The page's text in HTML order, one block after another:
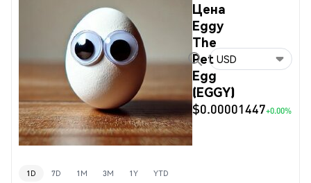
Цена
Eggy
The
Pet
Egg
(EGGY)
$0.00001447+0.00%
USD
1D 7D 1M 3M 1Y YTD